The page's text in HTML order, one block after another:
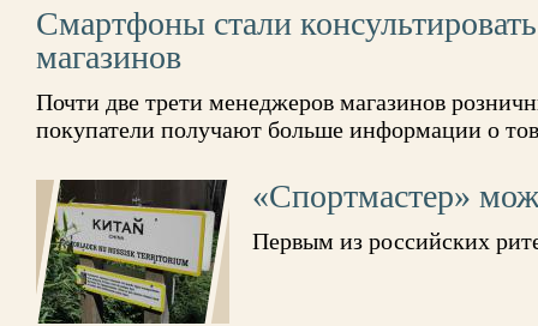
Смартфоны стали
магазинов
Почти две трети менеджеров магазинов
покупатели получают больше информации о
«Спортмастер»
Первым из российских